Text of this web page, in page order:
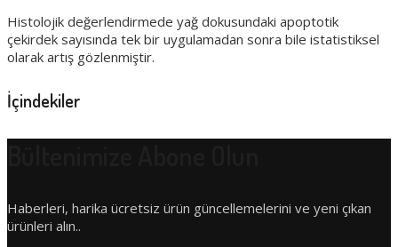
Histolojik değerlendirmede yağ dokusundaki apoptotik
çekirdek sayısında tek bir uygulamadan sonra bile istatistiksel
olarak artış gözlenmiştir.
İçindekiler
Haberleri, harika ücretsiz ürün güncellemelerini ve yeni çıkan
ürünleri alın..